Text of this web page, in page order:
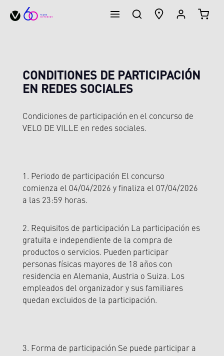
principal EL
CONDITIONES DE PARTICIPACIÓN
EN REDES SOCIALES
Condiciones de participación en el concurso de
VELO DE VILLE en redes sociales.
1. Periodo de participación El concurso
comienza el 04/04/2026 y finaliza el 07/04/2026
a las 23:59 horas.
2. Requisitos de participación La participación es
gratuita e independiente de la compra de
productos o servicios. Pueden participar
personas físicas mayores de 18 años con
residencia en Alemania, Austria o Suiza. Los
empleados del organizador y sus familiares
quedan excluidos de la participación.
3. Forma de participación Se puede participar a